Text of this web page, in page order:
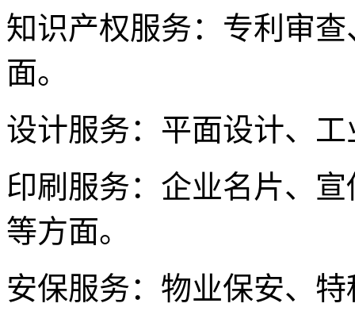
知识产权服务：专利审
面。
设计服务：平面设计、
印刷服务：企业名片、
等方面。
安保服务：物业保安、